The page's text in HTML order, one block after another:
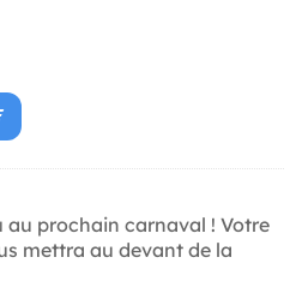
au prochain carnaval ! Votre
mettra au devant de la